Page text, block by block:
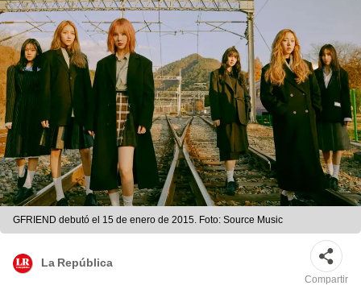
GFRIEND debutó el 15 de enero de 2015. Foto: Source Music
La República
Compartir